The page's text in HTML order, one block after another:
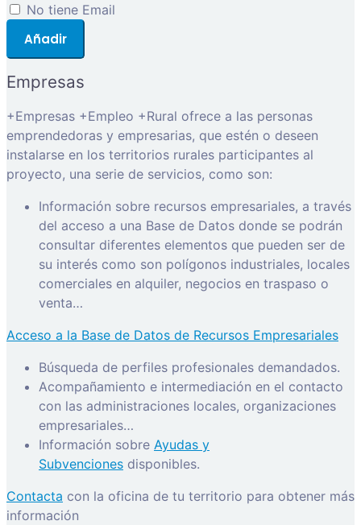
No tiene Email
Añadir
Empresas
+Empresas +Empleo +Rural ofrece a las personas
emprendedoras y empresarias, que estén o deseen
instalarse en los territorios rurales participantes al
proyecto, una serie de servicios, como son:
Información sobre recursos empresariales, a través
del acceso a una Base de Datos donde se podrán
consultar diferentes elementos que pueden ser de
su interés como son polígonos industriales, locales
comerciales en alquiler, negocios en traspaso o
venta…
Acceso a la Base de Datos de Recursos Empresariales
Búsqueda de perfiles profesionales demandados.
Acompañamiento e intermediación en el contacto
con las administraciones locales, organizaciones
empresariales…
Información sobre Ayudas y
Subvenciones disponibles.
Contacta con la oficina de tu territorio para obtener más
información